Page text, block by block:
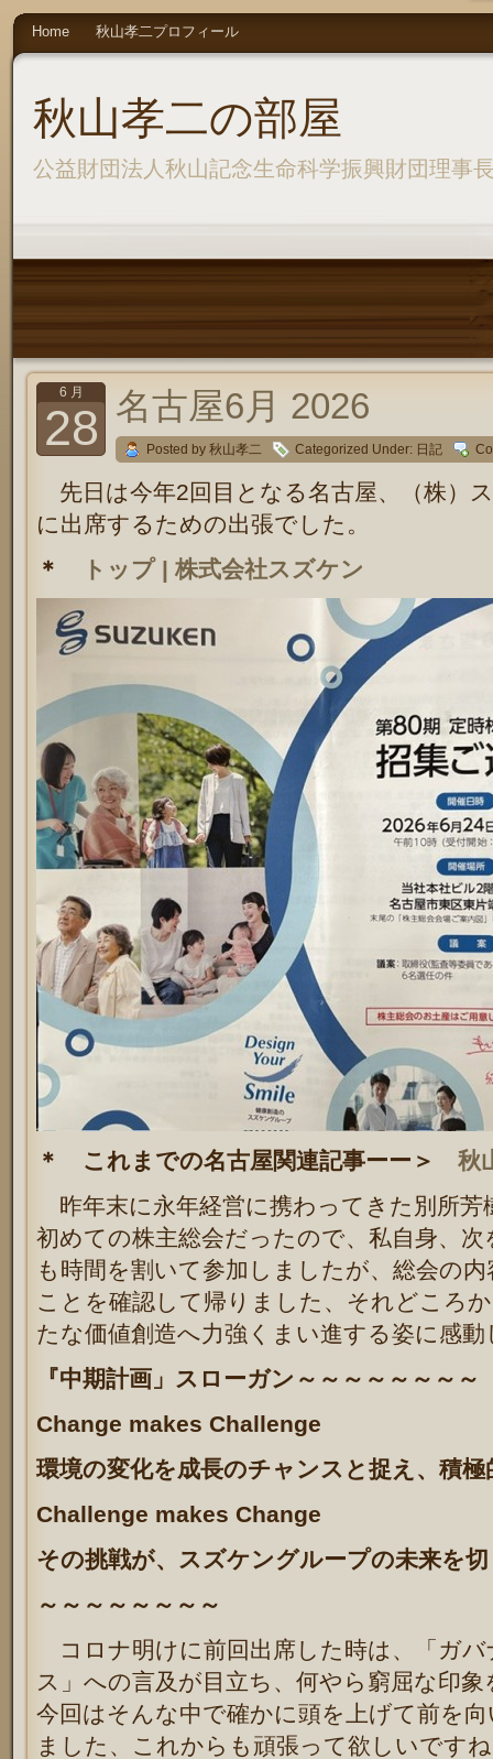
秋山孝二の部屋
公益財団法人秋山記念生命科学振興財団理事
Home 秋山孝二プロフィール
6 月
28 名古屋6月 2026
Posted by 秋山孝二 Categorized Under: 日記
先日は今年2回目となる名古屋、（株）
に出席するための出張でした。
＊
トップ | 株式会社スズケン
＊ これまでの名古屋関連記事ーー＞ 秋
昨年末に永年経営に携わってきた別所
初めての株主総会だったので、私自身、
も時間を割いて参加しましたが、総会の
ことを確認して帰りました、それどころ
たな価値創造へ力強くまい進する姿に感
『中期計画」スローガン～～～～～～～～
Change makes Challenge
環境の変化を成長のチャンスと捉え、積
Challenge makes Change
その挑戦が、スズケングループの未来を
～～～～～～～～
コロナ明けに前回出席した時は、「ガ
ス」への言及が目立ち、何やら窮屈な印
今回はそんな中で確かに頭を上げて前を
ました、これからも頑張って欲しいです